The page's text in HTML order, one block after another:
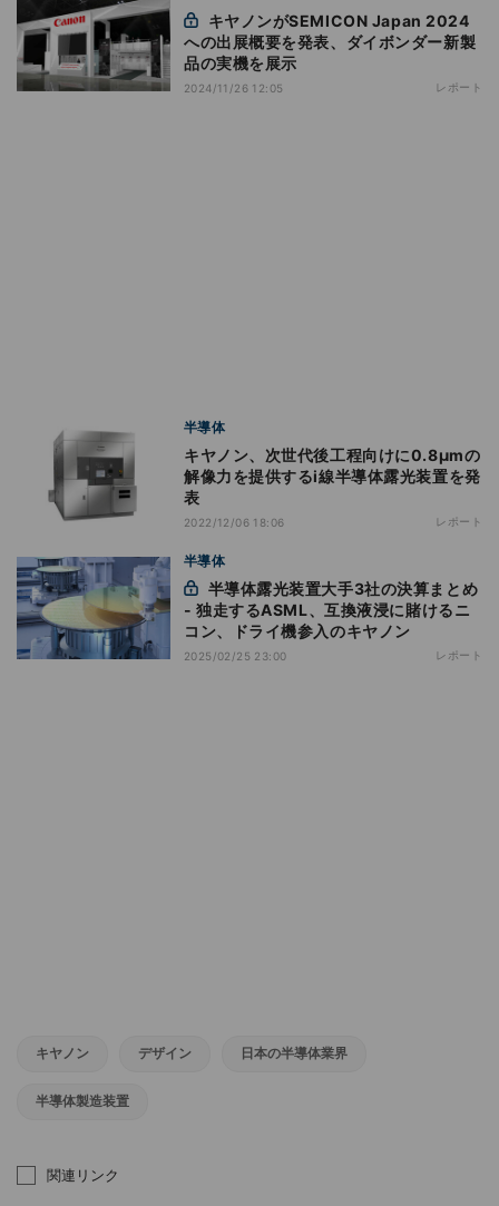
への出展概要を発表、ダイボンダー新製
品の実機を展示
2024/11/26 12:05 レポート
半導体
キヤノン、次世代後工程向けに0.8μmの
解像力を提供するi線半導体露光装置を発
表
2022/12/06 18:06 レポート
半導体
- 独走するASML、互換液浸に賭けるニ
コン、ドライ機参入のキヤノン
2025/02/25 23:00 レポート
キヤノン デザイン 日本の半導体業界
半導体製造装置
関連リンク